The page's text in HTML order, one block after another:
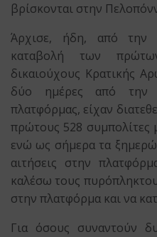
βρίσκονται στην
Άρχισε, ήδη, από την
καταβολή των
δικαιούχους Κρατικής
δύο ημέρες από την
πλατφόρμας, είχαν
πρώτους 528 συμπολίτες
ενώ ως σήμερα τα
αιτήσεις στην
καλέσω τους
στην πλατφόρμα και να
Για όσους συναντούν